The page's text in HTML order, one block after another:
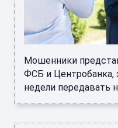
Мошенники
ФСБ и Центробанка,
недели передавать